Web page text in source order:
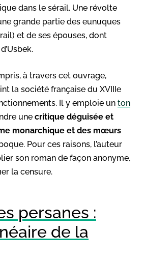
dans le sérail. Une révolte
grande partie des eunuques
et de ses épouses, dont
à travers cet ouvrage,
la société française du XVIIIe
Il y emploie un ton
une critique déguisée et
monarchique et des mœurs
Pour ces raisons, l’auteur
son roman de façon anonyme,
la censure.
persanes :
de la